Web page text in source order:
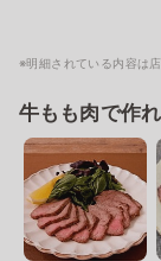
※明細されている内容は
牛もも肉で作